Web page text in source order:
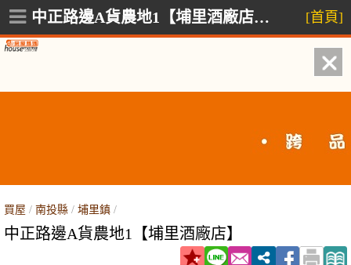
買屋 / 南投縣 / 埔里鎮 /
中正路邊A貨農地1【埔里酒廠店】
中正路邊A貨農地1【埔里酒廠店】,埔里鎮中正路 [首頁]